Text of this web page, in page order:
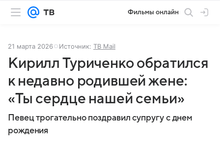
Фильмы онлайн
21 марта 2026 Источник: ТВ Mail
Кирилл Туриченко обратился
к недавно родившей жене:
«Ты сердце нашей семьи»
Певец трогательно поздравил супругу с днем
рождения